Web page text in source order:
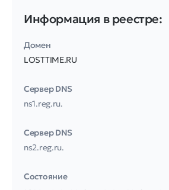
Информация в реестре:
Домен
LOSTTIME.RU
Сервер DNS
ns1.reg.ru.
Сервер DNS
ns2.reg.ru.
Соcтояние